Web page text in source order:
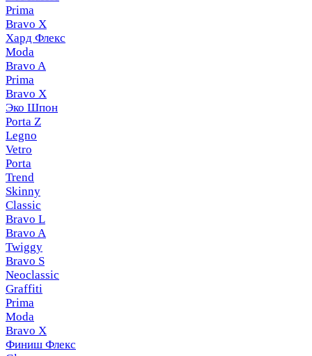
Prima
Bravo X
Хард Флекс
Moda
Bravo A
Prima
Bravo X
Эко Шпон
Porta Z
Legno
Vetro
Porta
Trend
Skinny
Classic
Bravo L
Bravo A
Twiggy
Bravo S
Neoclassic
Graffiti
Prima
Moda
Bravo X
Финиш Флекс